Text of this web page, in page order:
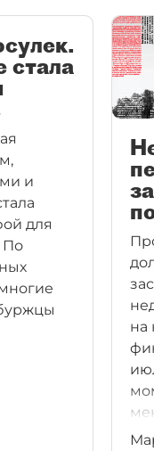
стала
и
для
По
на